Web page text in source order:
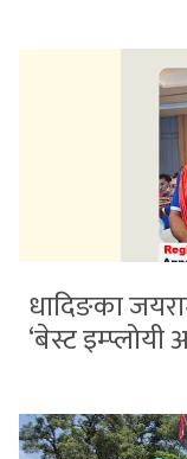
धादिङका
‘बेस्ट